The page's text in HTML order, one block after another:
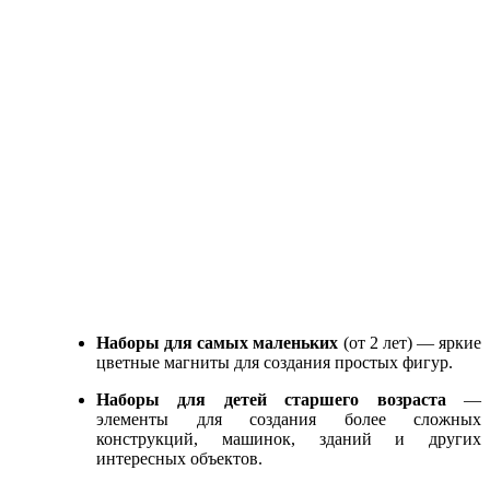
Наборы для самых маленьких (от 2 лет) — яркие
цветные магниты для создания простых фигур.
Наборы для детей старшего возраста —
элементы для создания более сложных
конструкций, машинок, зданий и других
интересных объектов.